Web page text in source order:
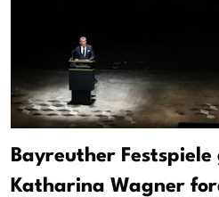
Bayreuther Festspiele
Katharina Wagner